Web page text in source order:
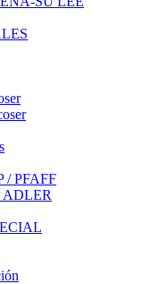
/ PFAFF
ADLER